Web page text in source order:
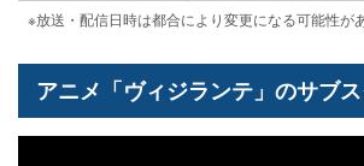
※放送・配信日時は都合により変更になる可能性が
アニメ「ヴィジランテ」のサブ